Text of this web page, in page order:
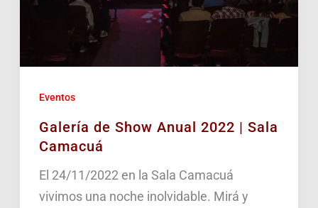
Eventos
Galería de Show Anual 2022 | Sala
Camacuá
El 24/11/2022 en la Sala Camacuá
vivimos una noche inolvidable. Mirá y